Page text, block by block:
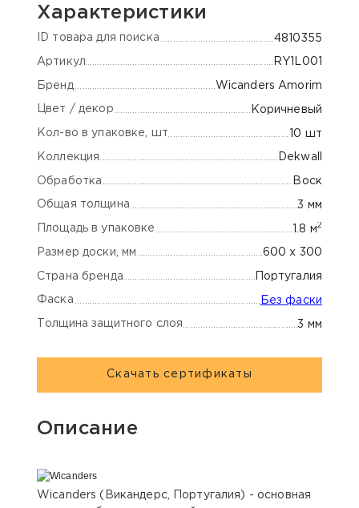
Характеристики
ID товара для поиска 4810355
Артикул RY1L001
Бренд Wicanders Amorim
Цвет / декор Коричневый
Кол-во в упаковке, шт 10 шт
Коллекция Dekwall
Обработка Воск
Общая толщина 3 мм
Площадь в упаковке 1.8 м2
Размер доски, мм 600 x 300
Страна бренда Португалия
Фаска Без фаски
Толщина защитного слоя 3 мм
Скачать сертификаты
Описание
Wicanders (Викандерс, Португалия) - основная